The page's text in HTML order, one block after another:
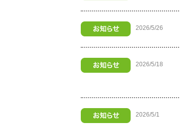
2026/5/26
2026/5/18
2026/5/1